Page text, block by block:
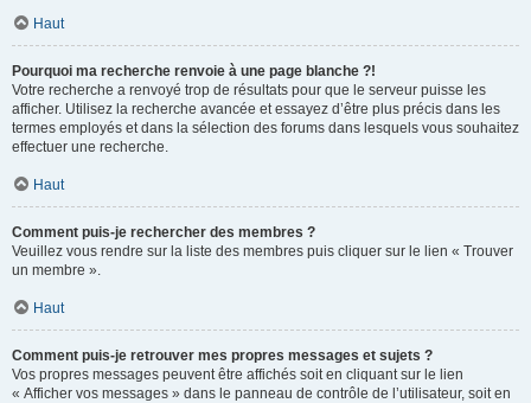
Haut
Pourquoi ma recherche renvoie à une page blanche ?!
Votre recherche a renvoyé trop de résultats pour que le serveur puisse les
afficher. Utilisez la recherche avancée et essayez d’être plus précis dans les
termes employés et dans la sélection des forums dans lesquels vous souhaitez
effectuer une recherche.
Haut
Comment puis-je rechercher des membres ?
Veuillez vous rendre sur la liste des membres puis cliquer sur le lien « Trouver
un membre ».
Haut
Comment puis-je retrouver mes propres messages et sujets ?
Vos propres messages peuvent être affichés soit en cliquant sur le lien
« Afficher vos messages » dans le panneau de contrôle de l’utilisateur, soit en